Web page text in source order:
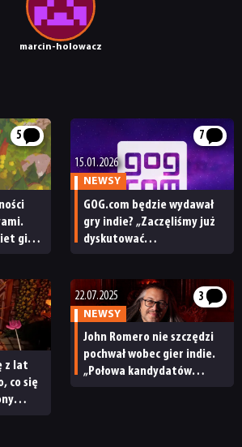
marcin-holowacz
5
gier
7
15.01.2026
NEWSY
GOG.com będzie wydawał
gry indie? „Zaczęliśmy już
dyskutować
z lat
co się
3
22.07.2025
NEWSY
John Romero nie szczędzi
pochwał wobec gier indie.
„Połowa kandydatów